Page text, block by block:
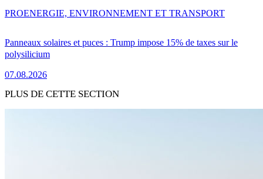
Panneaux solaires et puces : Trump impose 15% de taxes sur le
polysilicium
07.08.2026
PROENERGIE, ENVIRONNEMENT ET TRANSPORT
PLUS DE CETTE SECTION